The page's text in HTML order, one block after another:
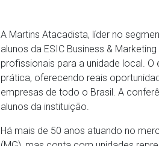
A Martins Atacadista, líder no
alunos da ESIC Business &
profissionais para a unidade local.
prática, oferecendo reais
empresas de todo o Brasil. A
alunos da instituição.
Há mais de 50 anos atuando no